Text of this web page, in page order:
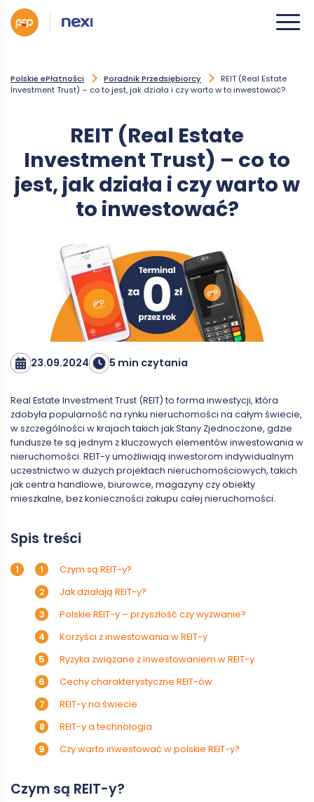
Polskie ePłatności Poradnik Przedsiębiorcy
REIT (Real Estate
Investment Trust) – co to jest, jak działa i czy warto w to inwestować?
REIT (Real Estate
Investment Trust) – co to
jest, jak działa i czy warto w
to inwestować?
23.09.2024 5 min czytania
Real Estate Investment Trust (REIT) to forma inwestycji, która
zdobyła popularność na rynku nieruchomości na całym świecie,
w szczególności w krajach takich jak Stany Zjednoczone, gdzie
fundusze te są jednym z kluczowych elementów inwestowania w
nieruchomości. REIT-y umożliwiają inwestorom indywidualnym
uczestnictwo w dużych projektach nieruchomościowych, takich
jak centra handlowe, biurowce, magazyny czy obiekty
mieszkalne, bez konieczności zakupu całej nieruchomości.
Spis treści
Czym są REIT-y?
Jak działają REIT-y?
Polskie REIT-y – przyszłość czy wyzwanie?
Korzyści z inwestowania w REIT-y
Ryzyka związane z inwestowaniem w REIT-y
Cechy charakterystyczne REIT-ów
REIT-y na świecie
REIT-y a technologia
Czy warto inwestować w polskie REIT-y?
Czym są REIT-y?